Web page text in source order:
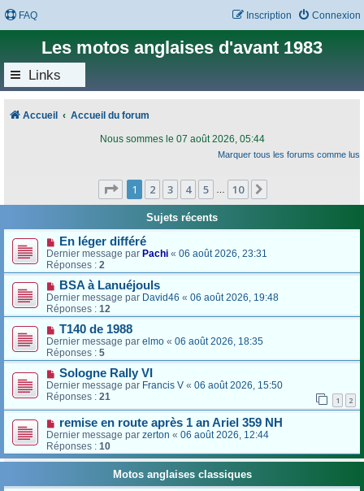
FAQ Connexion
Inscription
Les motos anglaises d'avant 1983
Links
Accueil Accueil du forum
Nous sommes le 07 août 2026, 05:44
Marquer tous les forums comme lus
Page 1sur
1 2 3 4 5 10
Sujets récents
En léger différé
Dernier message par Pachi « 06 août 2026, 23:31
Réponses : 2
BSA à Lanuéjouls
Dernier message par David46 « 06 août 2026, 19:48
Réponses : 12
T140 de 1988
Dernier message par elmo « 06 août 2026, 18:35
Réponses : 5
Sologne Rally VI
Dernier message par Francis V « 06 août 2026, 15:50
Réponses : 21 1 2
remise en route après 1 an Ariel 359 NH
Dernier message par zerton « 06 août 2026, 12:44
Réponses : 10
Motos anglaises classiques